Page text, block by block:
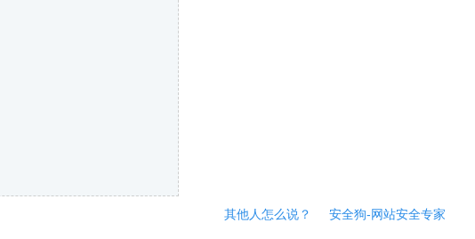
其他人怎么说？ 安全狗-网站安全专家